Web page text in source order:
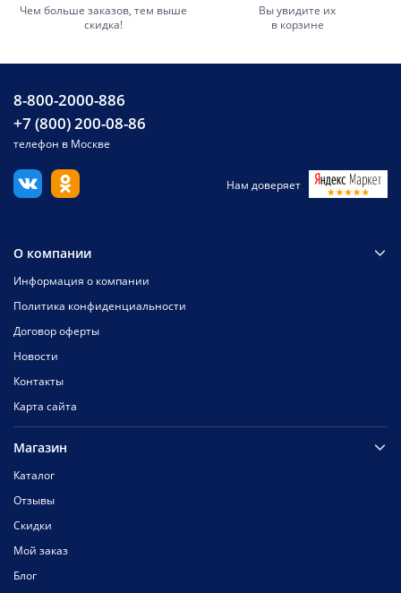
Чем больше заказов, тем выше
скидка!
Вы увидите их
в корзине
8-800-2000-886
+7 (800) 200-08-86
телефон в Москве
Нам доверяет
О компании
Информация о компании
Политика конфиденциальности
Договор оферты
Новости
Контакты
Карта сайта
Магазин
Каталог
Отзывы
Скидки
Мой заказ
Блог